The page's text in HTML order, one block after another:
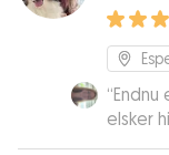
“Endnu
elsker
Liva